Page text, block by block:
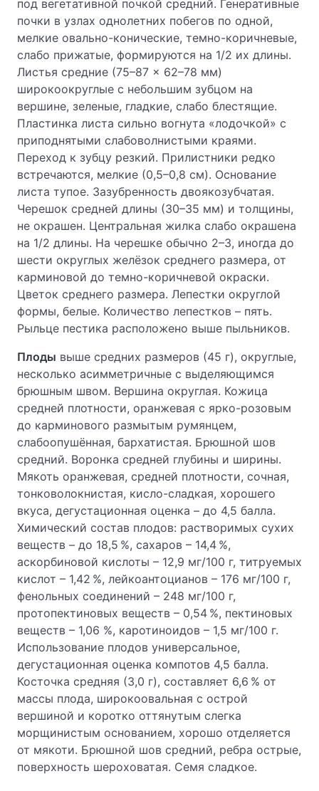
под вегетативной почкой средний. Генеративные
почки в узлах однолетних побегов по одной,
мелкие овально-конические, темно-коричневые,
слабо прижатые, формируются на 1/2 их длины.
Листья средние (75–87 × 62–78 мм)
широкоокруглые с небольшим зубцом на
вершине, зеленые, гладкие, слабо блестящие.
Пластинка листа сильно вогнута «лодочкой» с
приподнятыми слабоволнистыми краями.
Переход к зубцу резкий. Прилистники редко
встречаются, мелкие (0,5–0,8 см). Основание
листа тупое. Зазубренность двоякозубчатая.
Черешок средней длины (30–35 мм) и толщины,
не окрашен. Центральная жилка слабо окрашена
на 1/2 длины. На черешке обычно 2–3, иногда до
шести округлых желёзок среднего размера, от
карминовой до темно-коричневой окраски.
Цветок среднего размера. Лепестки округлой
формы, белые. Количество лепестков – пять.
Рыльце пестика расположено выше пыльников.
Плоды выше средних размеров (45 г), округлые,
несколько асимметричные с выделяющимся
брюшным швом. Вершина округлая. Кожица
средней плотности, оранжевая с ярко-розовым
до карминового размытым румянцем,
слабоопушённая, бархатистая. Брюшной шов
средний. Воронка средней глубины и ширины.
Мякоть оранжевая, средней плотности, сочная,
тонковолокнистая, кисло-сладкая, хорошего
вкуса, дегустационная оценка – до 4,5 балла.
Химический состав плодов: растворимых сухих
веществ – до 18,5 %, сахаров – 14,4 %,
аскорбиновой кислоты – 12,9 мг/100 г, титруемых
кислот – 1,42 %, лейкоантоцианов – 176 мг/100 г,
фенольных соединений – 248 мг/100 г,
протопектиновых веществ – 0,54 %, пектиновых
веществ – 1,06 %, каротиноидов – 1,5 мг/100 г.
Использование плодов универсальное,
дегустационная оценка компотов 4,5 балла.
Косточка средняя (3,0 г), составляет 6,6 % от
массы плода, широкоовальная с острой
вершиной и коротко оттянутым слегка
морщинистым основанием, хорошо отделяется
от мякоти. Брюшной шов средний, ребра острые,
поверхность шероховатая. Семя сладкое.